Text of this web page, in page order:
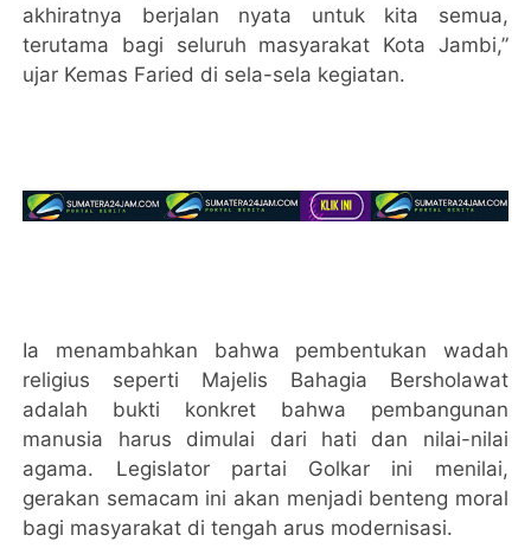
akhiratnya berjalan nyata untuk kita semua,
terutama bagi seluruh masyarakat Kota Jambi,”
ujar Kemas Faried di sela-sela kegiatan.
Ia menambahkan bahwa pembentukan wadah
religius seperti Majelis Bahagia Bersholawat
adalah bukti konkret bahwa pembangunan
manusia harus dimulai dari hati dan nilai-nilai
agama. Legislator partai Golkar ini menilai,
gerakan semacam ini akan menjadi benteng moral
bagi masyarakat di tengah arus modernisasi.